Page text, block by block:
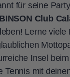
für seine
Club
Lerne viele
Insel
Tennis mit